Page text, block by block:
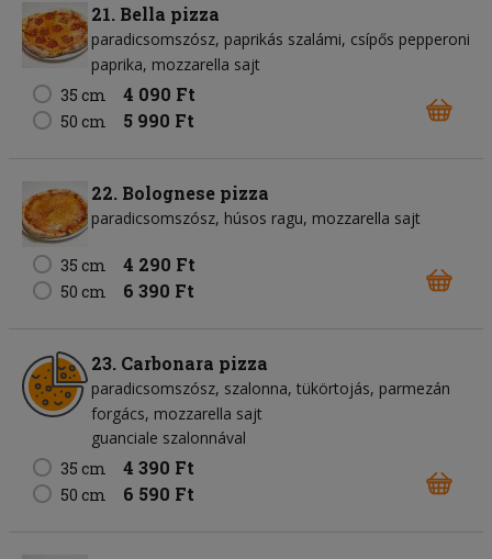
21. Bella pizza
paradicsomszósz paprikás szalámi csípős pepperoni
paprika mozzarella sajt
35 cm
4 090 Ft
50 cm 5 990 Ft
22. Bolognese pizza
paradicsomszósz húsos ragu mozzarella sajt
35 cm 4 290 Ft
50 cm 6 390 Ft
23. Carbonara pizza
paradicsomszósz szalonna tükörtojás parmezán
forgács mozzarella sajt
guanciale szalonnával
35 cm
4 390 Ft
50 cm 6 590 Ft